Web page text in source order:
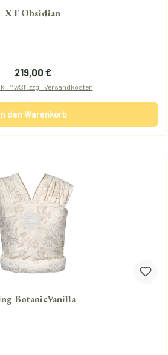
XT Obsidian
Regulärer Preis:
219,00 €
MwSt. zzgl. Versandkosten
den Warenkorb
BotanicVanilla